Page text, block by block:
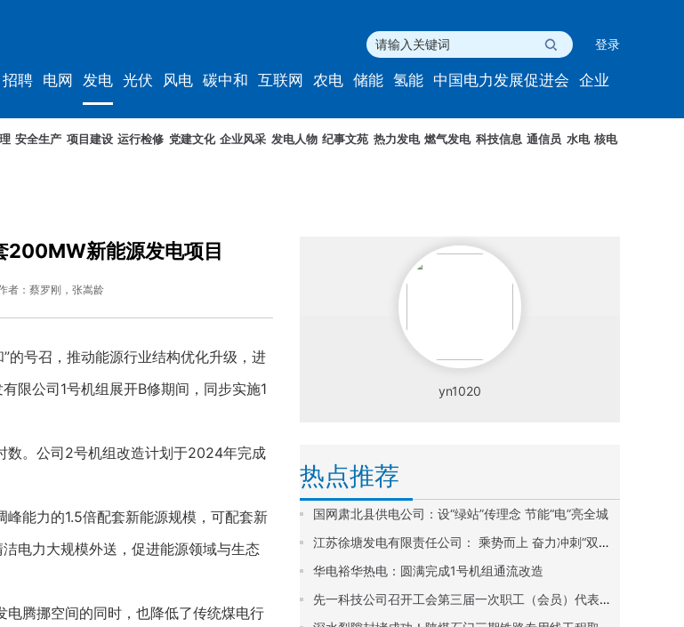
登录
招聘 电网 发电 光伏 风电 碳中和 互联网 农电 储能 氢能 中国电力发展促进会 企业
安全生产 项目建设 运行检修 党建文化 企业风采 发电人物 纪事文苑 热力发电 燃气发电 科技信息 通信员 水电 核电
200MW新能源发电项目
者：蔡罗刚，张嵩龄
号召，推动能源行业结构优化升级，进
限公司1号机组展开B修期间，同步实施1
。公司2号机组改造计划于2024年完成
能力的1.5倍配套新能源规模，可配套新
电力大规模外送，促进能源领域与生态
腾挪空间的同时，也降低了传统煤电行
yn1020
热点推荐
国网肃北县供电公司：设“绿站”传理念 节能“电”亮全城
江苏徐塘发电有限责任公司： 乘势而上 奋力冲刺“双过半”
华电裕华热电：圆满完成1号机组通流改造
先一科技公司召开工会第三届一次职工（会员）代表大会